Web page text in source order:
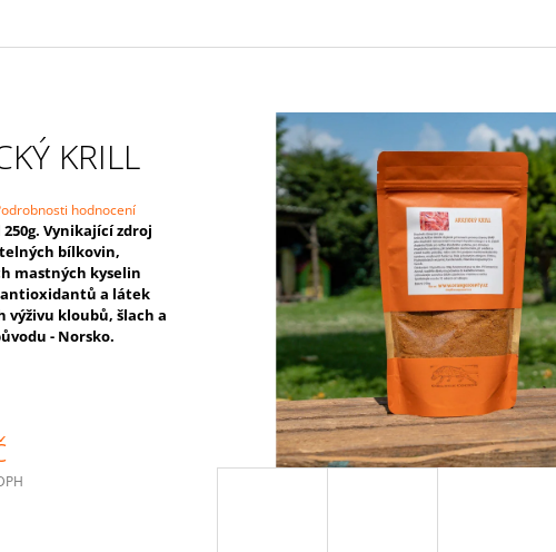
KRILL
hodnocení
Vynikající zdroj
bílkovin,
mastných kyselin
antioxidantů a látek
výživu kloubů, šlach a
- Norsko.